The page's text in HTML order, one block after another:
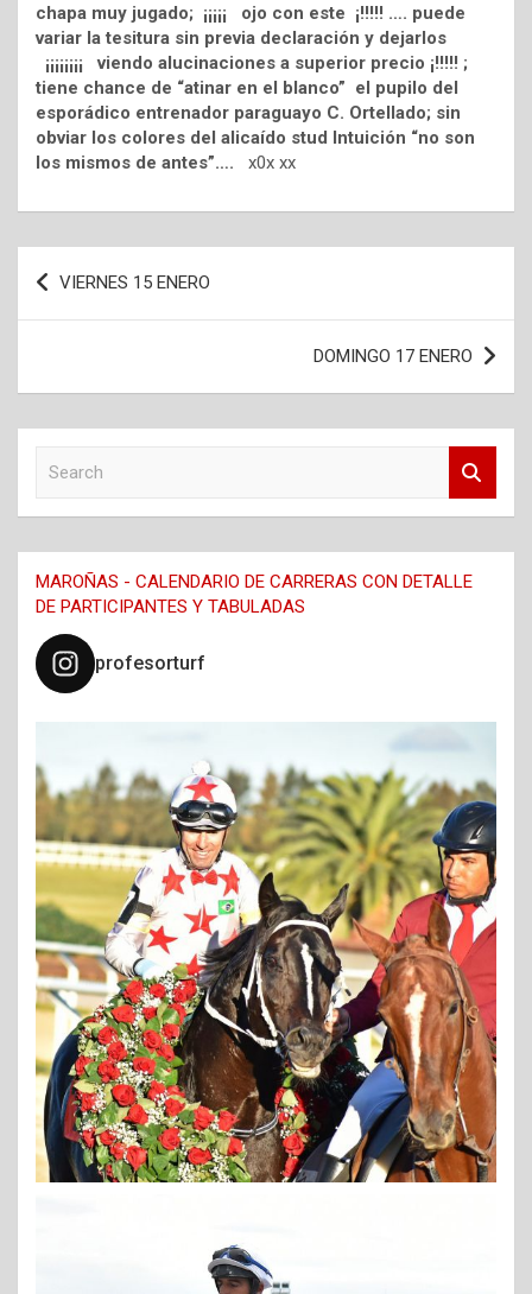
chapa muy jugado; ¡¡¡¡¡ ojo con este ¡!!!!! …. puede
variar la tesitura sin previa declaración y dejarlos
¡¡¡¡¡¡¡¡ viendo alucinaciones a superior precio ¡!!!!! ;
tiene chance de “atinar en el blanco” el pupilo del
esporádico entrenador paraguayo C. Ortellado; sin
obviar los colores del alicaído stud Intuición “no son
los mismos de antes”….
x0x xx
Navegación
de
VIERNES 15 ENERO
DOMINGO 17 ENERO
c
h
MAROÑAS - CALENDARIO DE CARRERAS CON DETALLE
DE PARTICIPANTES Y TABULADAS
profesorturf